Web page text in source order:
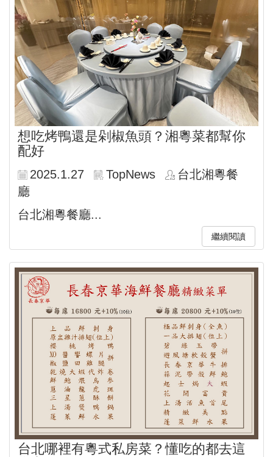
想吃烤鴨還是剁椒魚頭？湘粵菜都幫你
配好
2025.1.27 TopNews
台北湘粵餐
廳
台北湘粵餐廳...
繼續閱讀
台北哪裡有粵式私房菜？懂吃的都去這